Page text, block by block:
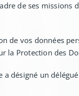
de ses
de vos données
la Protection des
a désigné un